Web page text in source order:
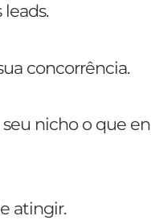
concorrência.
seu nicho o que
atingir.